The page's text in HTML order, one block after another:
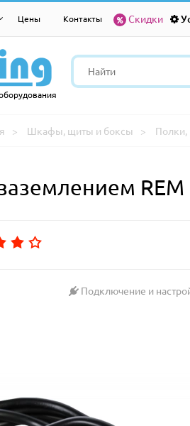
Цены Контакты Скидки
Шкафы, щиты и боксы Полки,
REM
Подключение и